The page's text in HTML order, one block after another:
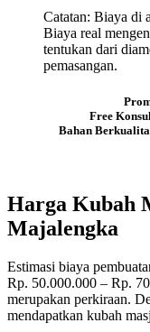
Catatan: Biaya di
Biaya real
tentukan dari
pemasangan.
Free
Bahan
Harga Kubah
Majalengka
Estimasi biaya
Rp. 50.000.000 – Rp.
merupakan perkiraan.
mendapatkan kubah